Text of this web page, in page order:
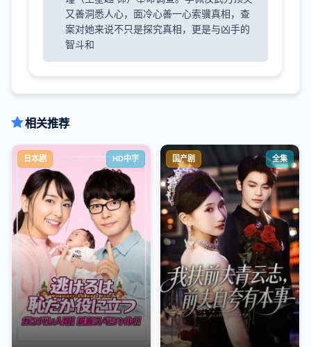
又善洞悉人心，面冷心善一心索骥真相，查
案对她来说不只是探究真相，更是与凶手的
智斗和
相关推荐
日本剧 HD中字 国产剧 全集